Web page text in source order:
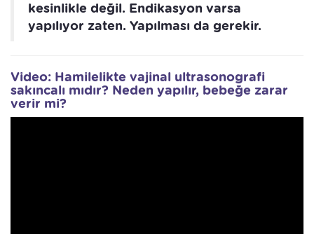
kesinlikle değil. Endikasyon varsa
yapılıyor zaten. Yapılması da gerekir.
Video: Hamilelikte vajinal ultrasonografi
sakıncalı mıdır? Neden yapılır, bebeğe zarar
verir mi?